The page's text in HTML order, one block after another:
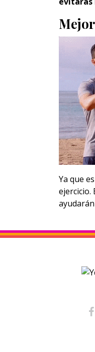
Ya que
ejercicio.